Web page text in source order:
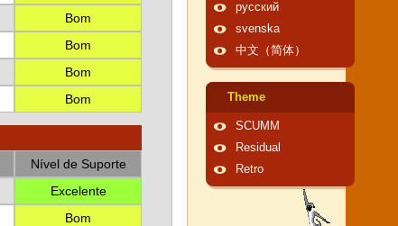
Bom
Bom
Bom
Bom
Nível de Suporte
Excelente
Bom
русский
svenska
中文（简体）
Theme
SCUMM
Residual
Retro